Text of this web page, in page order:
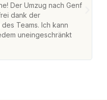
Der Umzug nach Genf
dank der
Teams. Ich kann
uneingeschränkt